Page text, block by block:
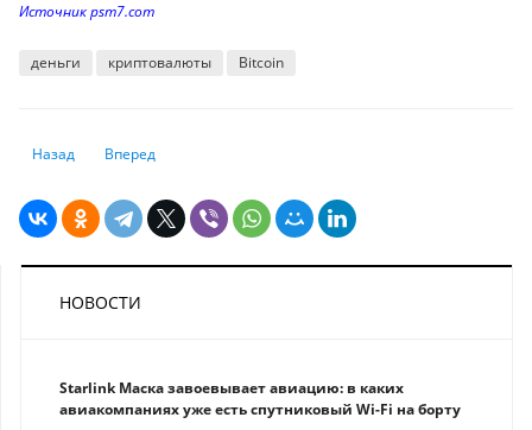
Источник psm7.com
деньги криптовалюты Bitcoin
Предыдущий: Появится ли новый король Биткоина: кто обгонит
Назад Следующий: Биткоин взлетел почти до $63 000 после
Вперед
НОВОСТИ
Starlink Маска завоевывает авиацию: в каких
авиакомпаниях уже есть спутниковый Wi-Fi на борту